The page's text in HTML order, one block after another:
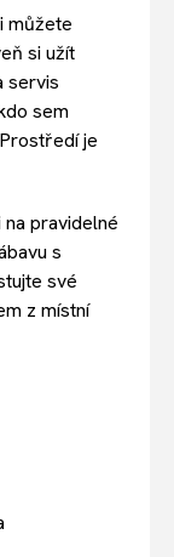
můžete
si užít
servis
sem
je
pravidelné
s
své
z místní